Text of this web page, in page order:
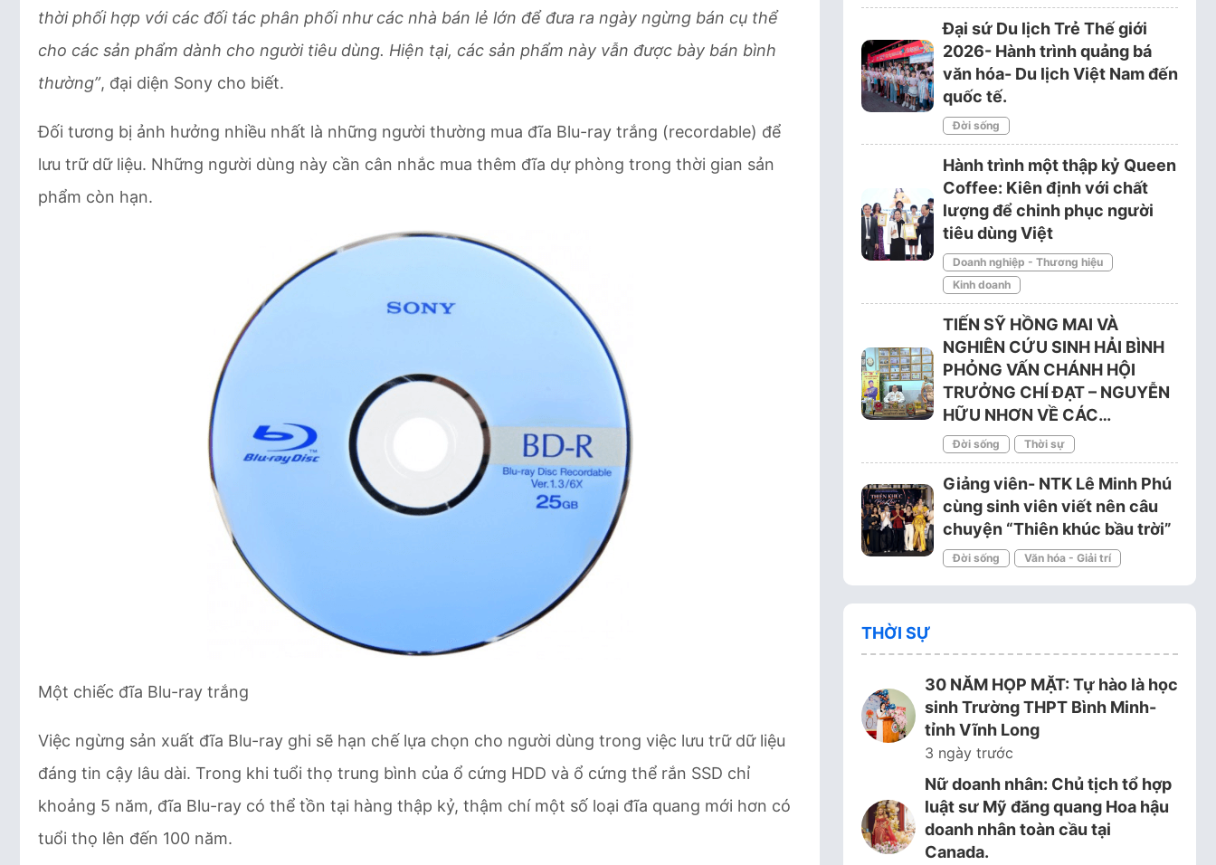
thời phối hợp với các đối tác phân phối như các nhà bán lẻ lớn để đưa ra ngày ngừng bán cụ thể
cho các sản phẩm dành cho người tiêu dùng. Hiện tại, các sản phẩm này vẫn được bày bán bình
thường”, đại diện Sony cho biết.
Đối tương bị ảnh hưởng nhiều nhất là những người thường mua đĩa Blu-ray trắng (recordable) để
lưu trữ dữ liệu. Những người dùng này cần cân nhắc mua thêm đĩa dự phòng trong thời gian sản
phẩm còn hạn.
Một chiếc đĩa Blu-ray trắng
Việc ngừng sản xuất đĩa Blu-ray ghi sẽ hạn chế lựa chọn cho người dùng trong việc lưu trữ dữ liệu
đáng tin cậy lâu dài. Trong khi tuổi thọ trung bình của ổ cứng HDD và ổ cứng thể rắn SSD chỉ
khoảng 5 năm, đĩa Blu-ray có thể tồn tại hàng thập kỷ, thậm chí một số loại đĩa quang mới hơn có
tuổi thọ lên đến 100 năm.
Đại sứ Du lịch Trẻ Thế giới
2026- Hành trình quảng bá
văn hóa- Du lịch Việt Nam đến
quốc tế.
Đời sống
Hành trình một thập kỷ Queen
Coffee: Kiên định với chất
lượng để chinh phục người
tiêu dùng Việt
Doanh nghiệp - Thương hiệu
Kinh doanh
TIẾN SỸ HỒNG MAI VÀ
NGHIÊN CỨU SINH HẢI BÌNH
PHỎNG VẤN CHÁNH HỘI
TRƯỞNG CHÍ ĐẠT – NGUYỄN
HỮU NHƠN VỀ CÁC…
Đời sống Thời sự
Giảng viên- NTK Lê Minh Phú
cùng sinh viên viết nên câu
chuyện “Thiên khúc bầu trời”
Đời sống Văn hóa - Giải trí
THỜI SỰ
30 NĂM HỌP MẶT: Tự hào là học
sinh Trường THPT Bình Minh-
tỉnh Vĩnh Long
3 ngày trước
Nữ doanh nhân: Chủ tịch tổ hợp
luật sư Mỹ đăng quang Hoa hậu
doanh nhân toàn cầu tại
Canada.